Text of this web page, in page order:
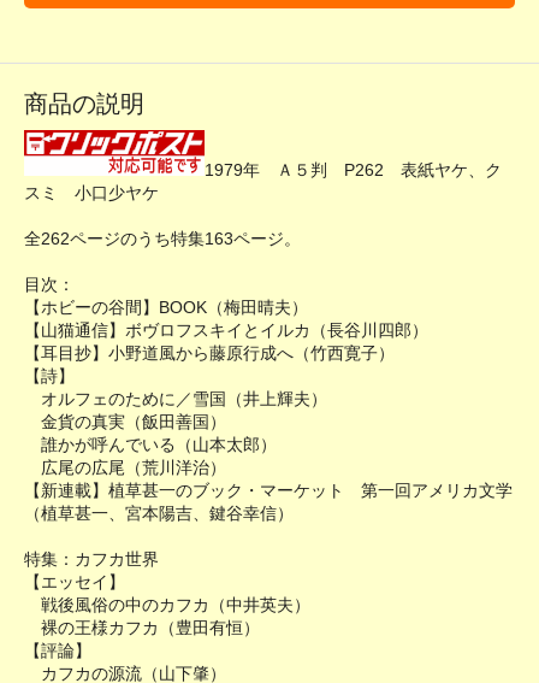
商品の説明
1979年 Ａ５判 P262 表紙ヤケ、ク
スミ 小口少ヤケ
全262ページのうち特集163ページ。
目次：
【ホビーの谷間】BOOK（梅田晴夫）
【山猫通信】ボヴロフスキイとイルカ（長谷川四郎）
【耳目抄】小野道風から藤原行成へ（竹西寛子）
【詩】
オルフェのために／雪国（井上輝夫）
金貨の真実（飯田善国）
誰かが呼んでいる（山本太郎）
広尾の広尾（荒川洋治）
【新連載】植草甚一のブック・マーケット 第一回アメリカ文学
（植草甚一、宮本陽吉、鍵谷幸信）
特集：カフカ世界
【エッセイ】
戦後風俗の中のカフカ（中井英夫）
裸の王様カフカ（豊田有恒）
【評論】
カフカの源流（山下肇）